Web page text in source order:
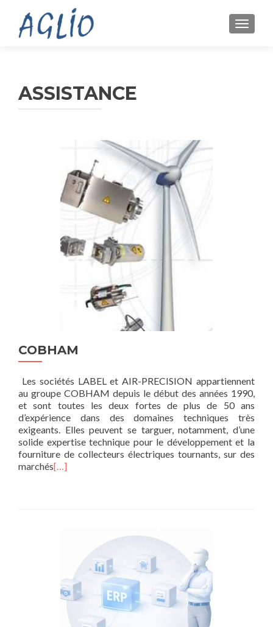
ASSISTANCE
COBHAM
Les sociétés LABEL et AIR-PRECISION appartiennent
au groupe COBHAM depuis le début des années 1990,
et sont toutes les deux fortes de plus de 50 ans
d’expérience dans des domaines techniques très
exigeants. Elles peuvent se targuer, notamment, d’une
solide expertise technique pour le développement et la
fourniture de collecteurs électriques tournants, sur des
marchés[…]